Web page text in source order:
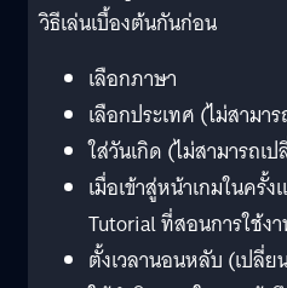
วิธีเล่นเบื้องต้นกันก่อน
เลือกภาษา
เลือกประเทศ (ไม่สาม
ใส่วันเกิด (ไม่สามารถเ
เมื่อเข้าสู่หน้าเกมในครั้
Tutorial ที่สอนการใช้ง
ตั้งเวลานอนหลับ (เปลี่